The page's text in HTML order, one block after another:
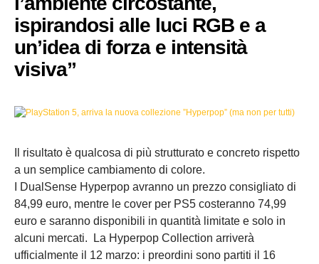
ispirandosi alle luci RGB e a
un’idea di forza e intensità
visiva”
Il risultato è qualcosa di più strutturato e concreto rispetto
a un semplice cambiamento di colore.
I DualSense Hyperpop avranno un prezzo consigliato di
84,99 euro, mentre le cover per PS5 costeranno 74,99
euro e saranno disponibili in quantità limitate e solo in
alcuni mercati.
La Hyperpop Collection arriverà
ufficialmente il 12 marzo: i preordini sono partiti il 16